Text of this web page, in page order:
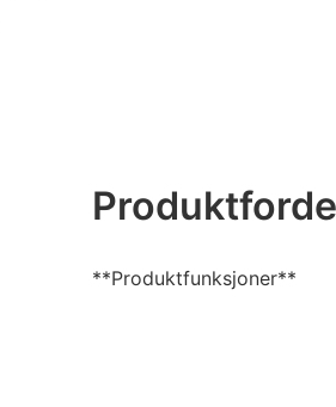
**Produktfunksjoner**